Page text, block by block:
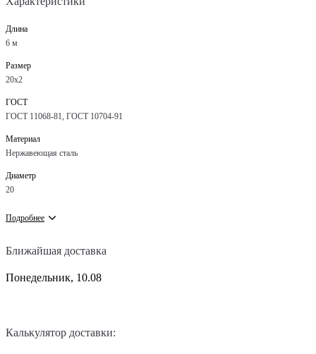
Длина
6 м
Размер
20х2
ГОСТ
ГОСТ 11068-81, ГОСТ 10704-91
Материал
Нержавеющая сталь
Диаметр
20
Подробнее
Ближайшая доставка
Понедельник, 10.08
Калькулятор доставки: